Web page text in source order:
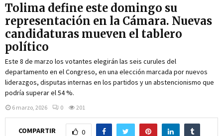
Tolima define este domingo su
representación en la Cámara. Nuevas
candidaturas mueven el tablero
político
Este 8 de marzo los votantes elegirán las seis curules del
departamento en el Congreso, en una elección marcada por nuevos
liderazgos, disputas internas en los partidos y un abstencionismo que
podría superar el 54 %.
6 marzo, 2026 0 201
COMPARTIR 0